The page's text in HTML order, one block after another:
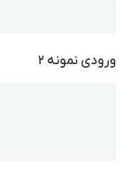
ورودی نمونه ۲